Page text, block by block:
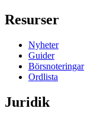
Resurser
Nyheter
Guider
Börsnoteringar
Ordlista
Juridik